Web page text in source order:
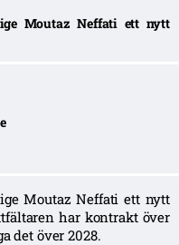
Moutaz Neffati ett nytt
Moutaz Neffati ett nytt
har kontrakt över
det över 2028.